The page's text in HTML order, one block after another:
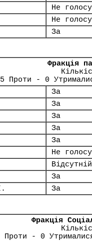
Не
Не
За
Фракція
Проти - 0
За
За
За
За
За
Не
Відсутній
За
За
Фракція
- 0